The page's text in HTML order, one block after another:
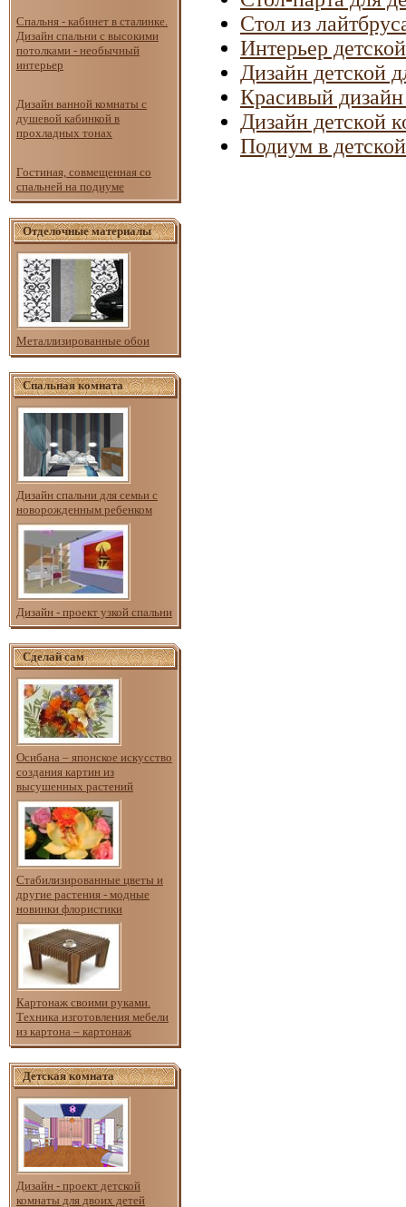
Спальня - кабинет в сталинке.
Дизайн спальни с высокими
потолками - необычный
интерьер
Дизайн ванной комнаты с
душевой кабинкой в
прохладных тонах
Гостиная, совмещенная со
спальней на подиуме
Отделочные материалы
Металлизированные обои
Спальная комната
Дизайн спальни для семьи с
новорожденным ребенком
Дизайн - проект узкой спальни
Сделай сам
Осибана – японское искусство
создания картин из
высушенных растений
Стабилизированные цветы и
другие растения - модные
новинки флористики
Картонаж своими руками.
Техника изготовления мебели
из картона – картонаж
Детская комната
Дизайн - проект детской
комнаты для двоих детей
Стол из
Интерьер
Дизайн детской
Красивый
Дизайн детской
Подиум в